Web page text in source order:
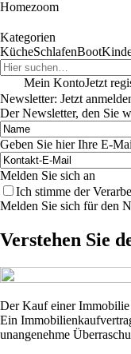
Homezoom
Kategorien
KücheSchlafenBoot
Mein KontoJetzt
Newsletter: Jetzt
Der Newsletter, den Sie
Geben Sie hier Ihre E-
Melden Sie sich an
Ich stimme der
Melden Sie sich für den
Verstehen Sie
Der Kauf einer Immobilie
Ein
unangenehme